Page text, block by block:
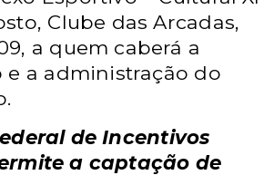
Clube das Arcadas,
a quem caberá a
e a administração do
de Incentivos
a captação de